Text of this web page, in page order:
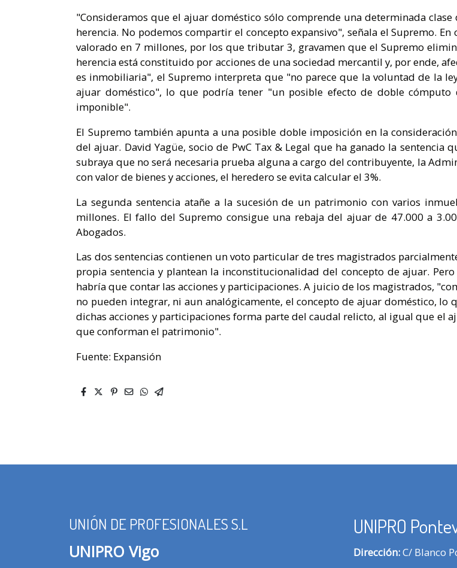
"Consideramos que el ajuar doméstico sólo comprende una determinada
herencia. No podemos compartir el concepto expansivo", señala el Supremo.
valorado en 7 millones, por los que tributar 3, gravamen que el Supremo
herencia está constituido por acciones de una sociedad mercantil y, por ende,
es inmobiliaria", el Supremo interpreta que "no parece que la voluntad de la
ajuar doméstico", lo que podría tener "un posible efecto de doble
imponible".
El Supremo también apunta a una posible doble imposición en la
del ajuar. David Yagüe, socio de PwC Tax & Legal que ha ganado la
subraya que no será necesaria prueba alguna a cargo del contribuyente, la
con valor de bienes y acciones, el heredero se evita calcular el 3%.
La segunda sentencia atañe a la sucesión de un patrimonio con varios
millones. El fallo del Supremo consigue una rebaja del ajuar de 47.000 a
Abogados.
Las dos sentencias contienen un voto particular de tres magistrados
propia sentencia y plantean la inconstitucionalidad del concepto de ajuar.
habría que contar las acciones y participaciones. A juicio de los magistrados,
no pueden integrar, ni aun analógicamente, el concepto de ajuar doméstico,
dichas acciones y participaciones forma parte del caudal relicto, al igual que el
que conforman el patrimonio".
Fuente: Expansión
UNIÓN DE PROFESIONALES S.L
UNIPRO Vigo
UNIPRO
Dirección:C/ Blanco